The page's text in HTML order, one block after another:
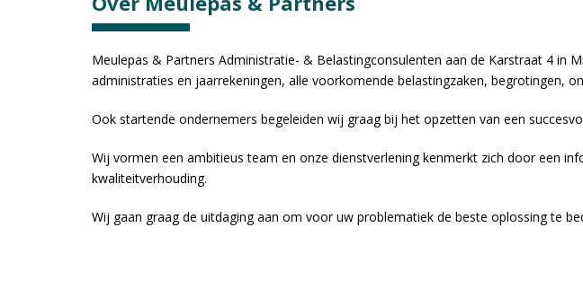
Meulepas & Partners Administratie- & Belastingconsulenten aan de Karstraat 4 in
administraties en jaarrekeningen, alle voorkomende belastingzaken, begrotingen,
Ook startende ondernemers begeleiden wij graag bij het opzetten van een
Wij vormen een ambitieus team en onze dienstverlening kenmerkt zich door een
kwaliteitverhouding.
Wij gaan graag de uitdaging aan om voor uw problematiek de beste oplossing te